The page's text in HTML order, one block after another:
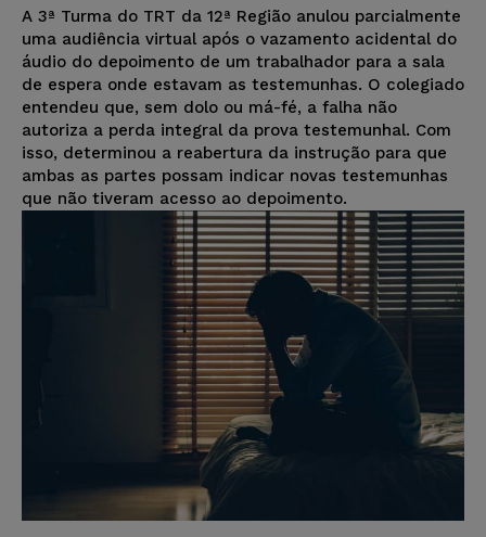
A 3ª Turma do TRT da 12ª Região anulou parcialmente
uma audiência virtual após o vazamento acidental do
áudio do depoimento de um trabalhador para a sala
de espera onde estavam as testemunhas. O colegiado
entendeu que, sem dolo ou má-fé, a falha não
autoriza a perda integral da prova testemunhal. Com
isso, determinou a reabertura da instrução para que
ambas as partes possam indicar novas testemunhas
que não tiveram acesso ao depoimento.